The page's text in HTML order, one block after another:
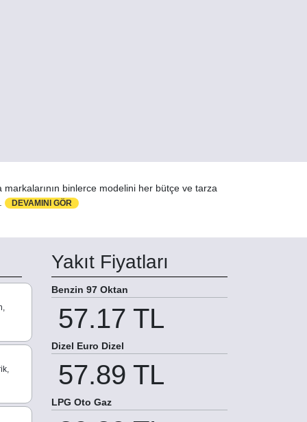
binlerce modelini her bütçe ve tarza
DEVAMINI GÖR
Yakıt Fiyatları
Benzin 97 Oktan
57.17 TL
Dizel Euro Dizel
57.89 TL
LPG Oto Gaz